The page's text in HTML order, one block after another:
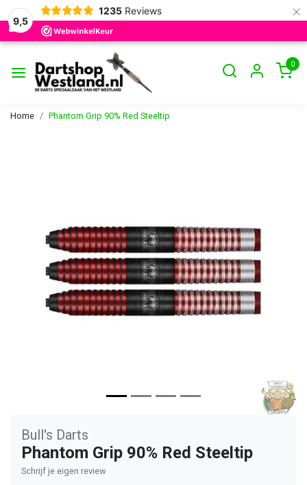
9,5
1235 Reviews ×
0
Home Phantom Grip 90% Red Steeltip
Vorige
Bull's Darts
Phantom Grip 90% Red Steeltip
Schrijf je eigen review